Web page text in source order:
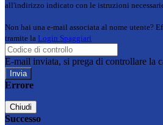
all'indirizzo indicato con le istruzioni
Non hai una e-mail associata al nome utente?
tramite la Login Spaggiari
E-mail inviata, si prega di controllare la
Errore
Chiudi
Successo